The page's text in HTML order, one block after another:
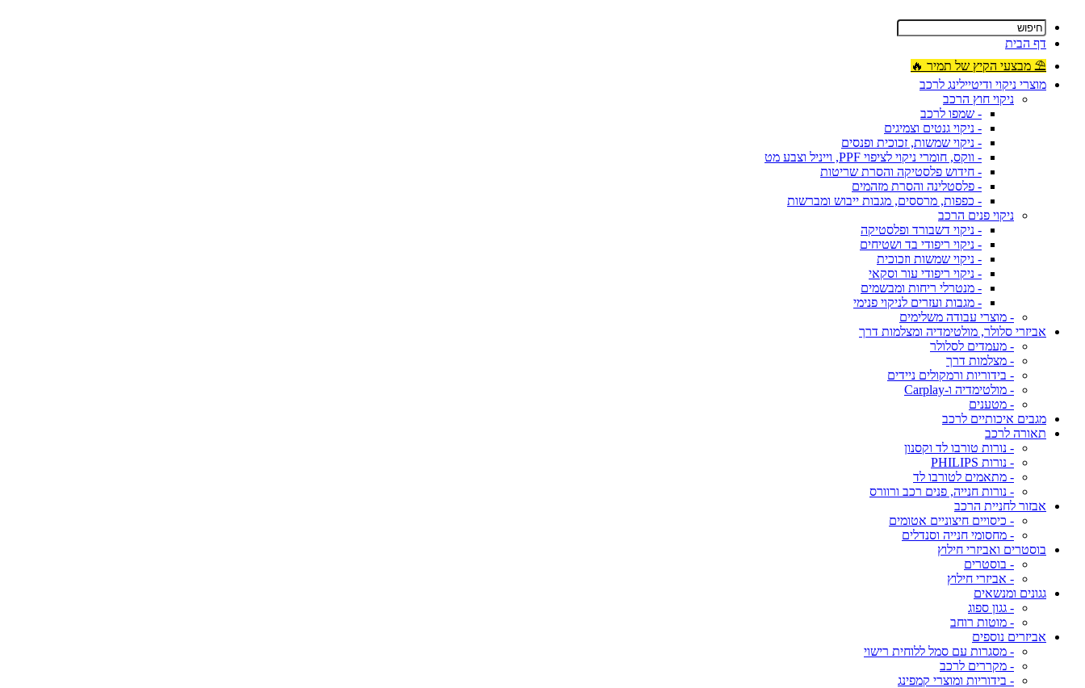
דף הבית
⛱ מבצעי הקיץ של תמיר 🔥
מוצרי ניקוי ודיטיילינג לרכב
ניקוי חוץ הרכב
- שמפו לרכב
- ניקוי גנטים וצמיגים
- ניקוי שמשות, זכוכית ופנסים
- ווקס, חומרי ניקוי לציפוי PPF, וייניל וצבע מט
- חידוש פלסטיקה והסרת שריטות
- פלסטלינה והסרת מזהמים
- כפפות, מרססים, מגבות ייבוש ומברשות
ניקוי פנים הרכב
- ניקוי דשבורד ופלסטיקה
- ניקוי ריפודי בד ושטיחים
- ניקוי שמשות וזכוכית
- ניקוי ריפודי עור וסקאי
- מנטרלי ריחות ומבשמים
- מגבות ועזרים לניקוי פנימי
- מוצרי עבודה משלימים
אביזרי סלולר, מולטימדיה ומצלמות דרך
- מעמדים לסלולר
- מצלמות דרך
- בידוריות ורמקולים ניידים
- מולטימדיה ו-Carplay
- מטענים
מגבים איכותיים לרכב
תאורה לרכב
- נורות טורבו לד וקסנון
- נורות PHILIPS
- מתאמים לטורבו לד
- נורות חנייה, פנים רכב ורוורס
אבזור לחניית הרכב
- כיסויים חיצוניים אטומים
- מחסומי חנייה וסנדלים
בוסטרים ואביזרי חילוץ
- בוסטרים
- אביזרי חילוץ
גגונים ומנשאים
- גגון ספוג
- מוטות רוחב
אביזרים נוספים
- מסגרות עם סמל ללוחית רישוי
- מקררים לרכב
- בידוריות ומוצרי קמפינג